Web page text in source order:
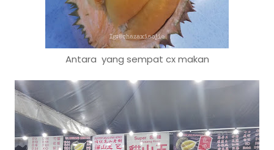
Antara yang sempat cx makan